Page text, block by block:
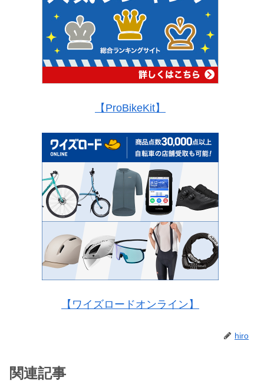
【ProBikeKit】
【ワイズロードオンライン】
hiro
関連記事